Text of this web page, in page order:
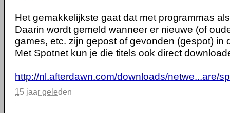
Het gemakkelijkste gaat dat met programmas
Daarin wordt gemeld wanneer er nieuwe (of
games, etc. zijn gepost of gevonden (gespot) in
Met Spotnet kun je die titels ook direct
http://nl.afterdawn.com/downloads/netwe...are/
15 jaar geleden